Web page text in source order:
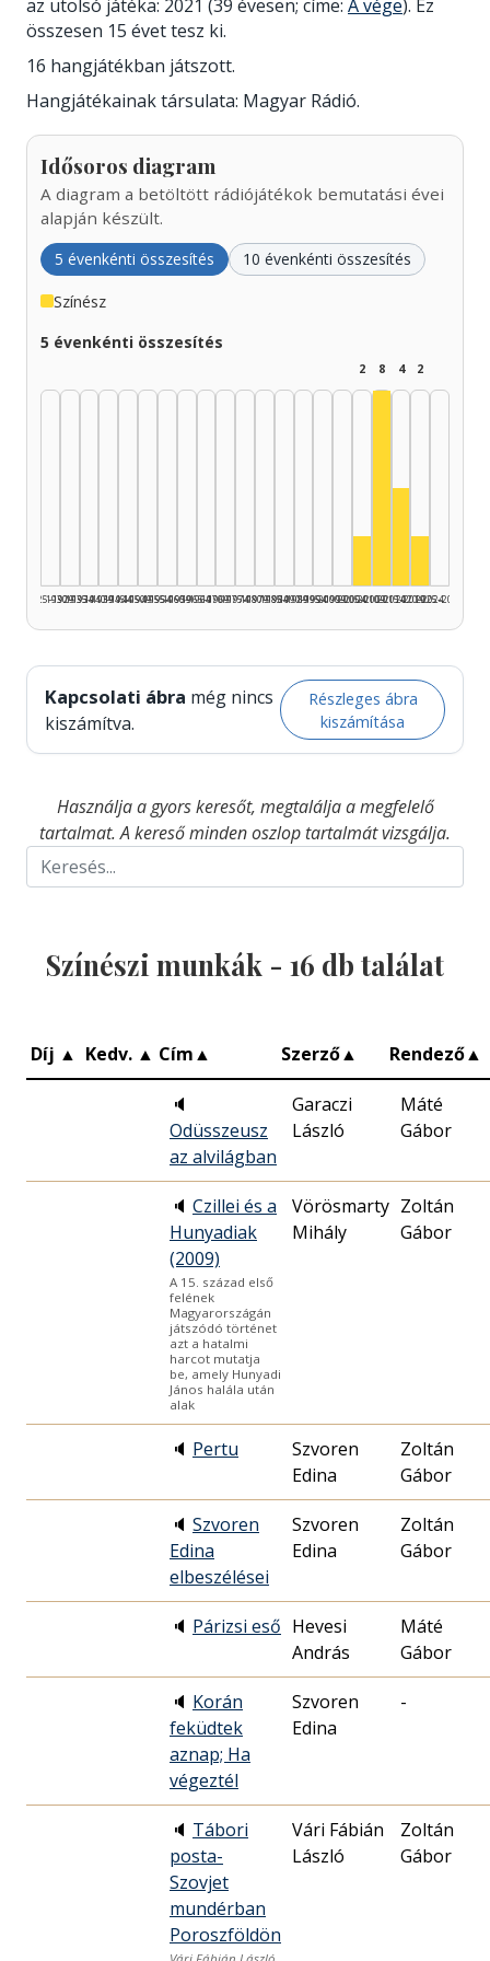
az utolsó játéka: 2021 (39 évesen; címe: A vége). Ez
összesen 15 évet tesz ki.
16 hangjátékban játszott.
Hangjátékainak társulata: Magyar Rádió.
Idősoros diagram
A diagram a betöltött rádiójátékok bemutatási évei
alapján készült.
5 évenkénti összesítés 10 évenkénti összesítés
Színész
5 évenkénti összesítés
1925–1929
1930–1934
1935–1939
1940–1944
1945–1949
1950–1954
1955–1959
1960–1964
1965–1969
1970–1974
1975–1979
1980–1984
1985–1989
1990–1994
1995–1999
2000–2004
2
2005–2009
8
2010–2014
4
2015–2019
2
2020–2024
2025–2026
Kapcsolati ábra még nincs
kiszámítva.
Részleges ábra
kiszámítása
Használja a gyors keresőt, megtalálja a megfelelő
tartalmat. A kereső minden oszlop tartalmát vizsgálja.
Színészi munkák - 16 db találat
Díj ▲ Kedv. ▲ Cím▲ Szerző▲ Rendező▲
🔈
Odüsszeusz
az alvilágban
Garaczi
László
Máté
Gábor
🔈 Czillei és a
Hunyadiak
(2009)
A 15. század első
felének
Magyarországán
játszódó történet
azt a hatalmi
harcot mutatja
be, amely Hunyadi
János halála után
alak
Vörösmarty
Mihály
Zoltán
Gábor
🔈 Pertu
Szvoren
Edina
Zoltán
Gábor
🔈 Szvoren
Edina
elbeszélései
Szvoren
Edina
Zoltán
Gábor
🔈 Párizsi eső Hevesi
András
Máté
Gábor
🔈 Korán
feküdtek
aznap; Ha
végeztél
Szvoren
Edina
-
🔈 Tábori
posta-
Szovjet
mundérban
Poroszföldön
Vári Fábián
László
Zoltán
Gábor